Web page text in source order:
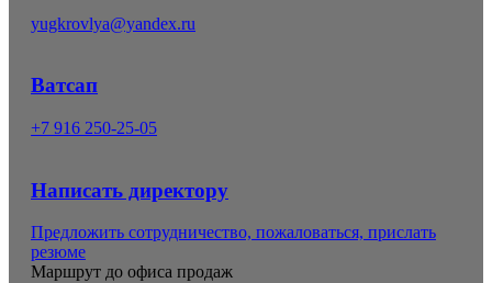
yugkrovlya@yandex.ru
Ватсап
+7 916 250-25-05
Написать директору
Предложить сотрудничество, пожаловаться, прислать
резюме
Маршрут до офиса продаж